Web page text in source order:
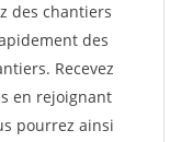
des chantiers
des
Recevez
en rejoignant
pourrez ainsi